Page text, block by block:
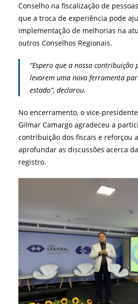
Conselho na fiscalização de
que a troca de experiência pode
implementação de melhorias na
outros Conselhos Regionais.
“Espero que a nossa contribuição
levarem uma nova ferramenta
estado”, declarou.
No encerramento, o vice-presidente
Gilmar Camargo agradeceu a
contribuição dos fiscais e reforçou
aprofundar as discussões acerca
registro.